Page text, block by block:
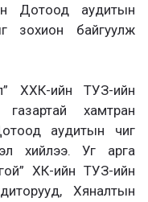
Дотоод аудитын
зохион байгуулж
ХХК-ийн ТУЗ-ийн
хамтран
аудитын чиг
хийлээ. Уг арга
ХК-ийн ТУЗ-ийн
Хяналтын